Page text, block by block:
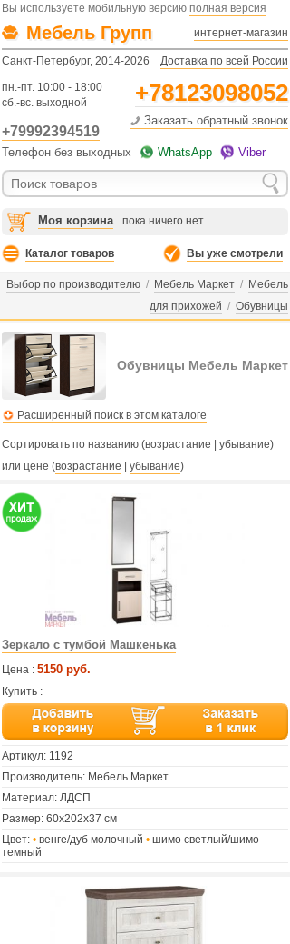
Вы используете мобильную версию полная версия
Мебель Групп интернет-магазин
Санкт-Петербург, 2014-2026 Доставка по всей России
пн.-пт. 10:00 - 18:00
сб.-вс. выходной
+78123098052
+79992394519
Заказать обратный звонок
Телефон без выходных WhatsApp Viber
Моя корзина пока ничего нет
Каталог товаров Вы уже смотрели
Выбор по производителю / Мебель Маркет / Мебель
для прихожей / Обувницы
Обувницы Мебель Маркет
Расширенный поиск в этом каталоге
Сортировать по названию (возрастание убывание)
или цене (возрастание убывание)
Зеркало с тумбой Машкенька
Цена : 5150 руб.
Купить :
Артикул: 1192
Производитель: Мебель Маркет
Материал: ЛДСП
Размер: 60х202х37 см
Цвет: • венге/дуб молочный • шимо светлый/шимо
темный